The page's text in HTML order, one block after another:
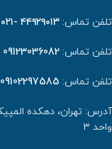
تلفن تماس: ۴۴۹۲۹۰۱۳ -۰۲۱
تلفن تماس: 09123036082
تلفن تماس: 09102297585
واحد ۳